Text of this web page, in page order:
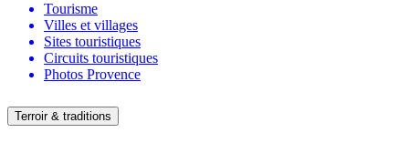
Tourisme
Villes et villages
Sites touristiques
Circuits touristiques
Photos Provence
Terroir & traditions